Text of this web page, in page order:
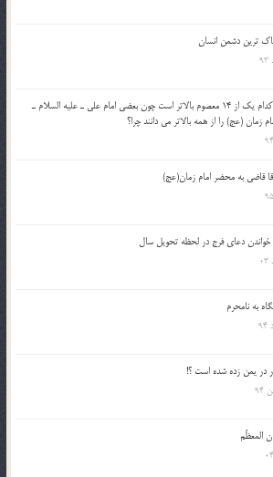
ترین دشمن انسان
مقام و درجه كدام يك از 14 معصوم بالاتر است چون بعضي امام علي ـ عليه السلام ـ
زمان (عج) را از همه بالاتر مي دانند چرا؟
قاضي به محضر امام زمان(عج)
دعای فرج در لحظه تحویل سال
به نامحرم
در یمن زده شده است ؟!
المعظّم